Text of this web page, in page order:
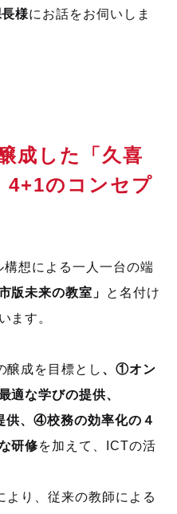
様にお話をお伺いしま
成した「久喜
4+1のコンセプ
構想による一人一台の端
版未来の教室」
と名付け
ます。
醸成を目標とし 、①オン
適な学びの提供、
、④校務の効率化の４
研修を加えて、 ICTの活
より、従来の教師による